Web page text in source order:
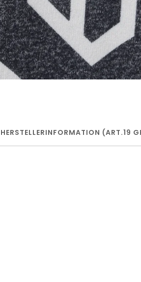
HERSTELLERINFORMATION (ART.19